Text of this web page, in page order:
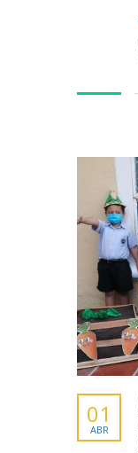
01
ABR